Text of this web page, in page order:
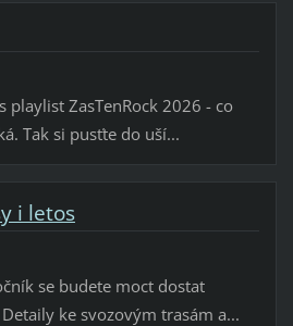
playlist ZasTenRock 2026 - co
Tak si pusťte do uší...
i letos
se budete moct dostat
ke svozovým trasám a...